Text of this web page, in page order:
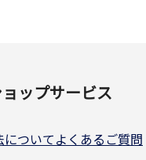
ップサービス
ついてよくあるご質問